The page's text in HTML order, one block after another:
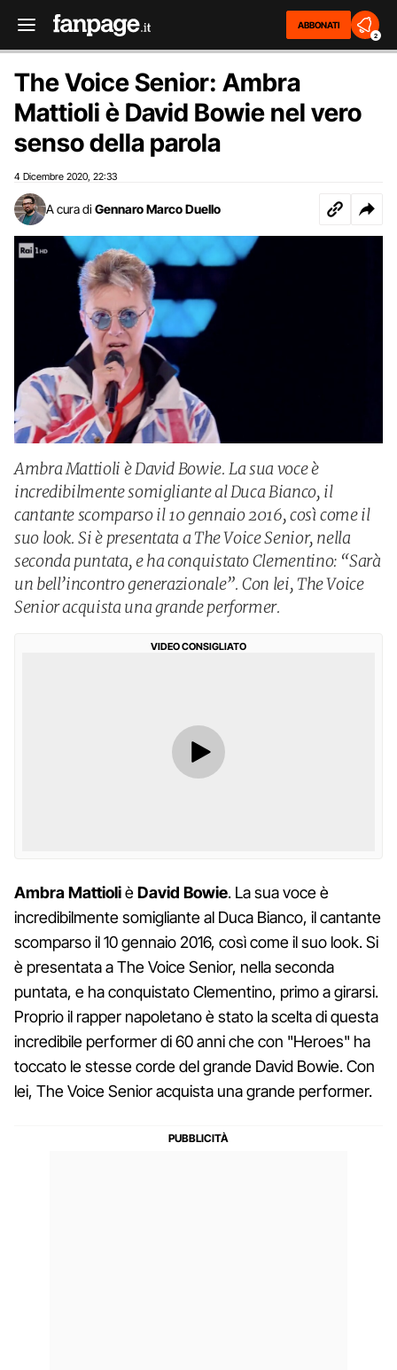
ABBONATI
2
The Voice Senior: Ambra
Mattioli è David Bowie nel vero
senso della parola
4 Dicembre 2020 22:33
A cura di Gennaro Marco Duello
Ambra Mattioli è David Bowie. La sua voce è
incredibilmente somigliante al Duca Bianco, il
cantante scomparso il 10 gennaio 2016, così come il
suo look. Si è presentata a The Voice Senior, nella
seconda puntata, e ha conquistato Clementino: “Sarà
un bell’incontro generazionale”. Con lei, The Voice
Senior acquista una grande performer.
VIDEO CONSIGLIATO
AmbraMattiolièDavid Bowie. La sua voce è
incredibilmente somigliante al Duca Bianco, il cantante
scomparso il 10 gennaio 2016, così come il suo look. Si
è presentata a The Voice Senior, nella seconda
puntata, e ha conquistato Clementino, primo a girarsi.
Proprio il rapper napoletano è stato la scelta di questa
incredibile performer di 60 anni che con "Heroes" ha
toccato le stesse corde del grande David Bowie. Con
lei, The Voice Senior acquista una grande performer.